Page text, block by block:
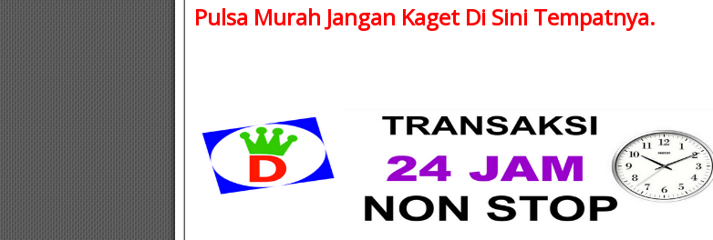
Pulsa Murah Jangan Kaget Di Sini Tempatnya.